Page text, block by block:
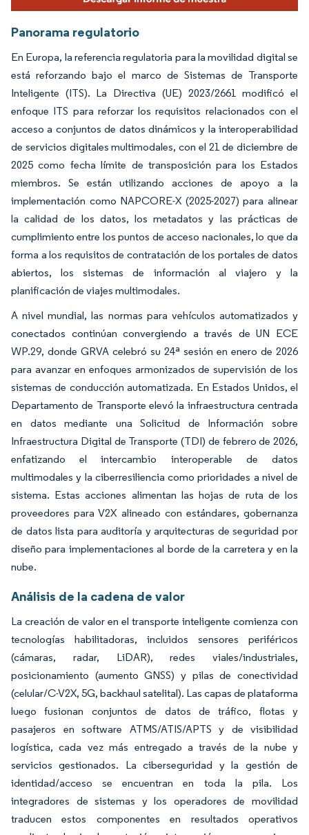
Panorama regulatorio
En Europa, la referencia regulatoria para la movilidad digital se
está reforzando bajo el marco de Sistemas de Transporte
Inteligente (ITS). La Directiva (UE) 2023/2661 modificó el
enfoque ITS para reforzar los requisitos relacionados con el
acceso a conjuntos de datos dinámicos y la interoperabilidad
de servicios digitales multimodales, con el 21 de diciembre de
2025 como fecha límite de transposición para los Estados
miembros. Se están utilizando acciones de apoyo a la
implementación como NAPCORE-X (2025-2027) para alinear
la calidad de los datos, los metadatos y las prácticas de
cumplimiento entre los puntos de acceso nacionales, lo que da
forma a los requisitos de contratación de los portales de datos
abiertos, los sistemas de información al viajero y la
planificación de viajes multimodales.
A nivel mundial, las normas para vehículos automatizados y
conectados continúan convergiendo a través de UN ECE
WP.29, donde GRVA celebró su 24ª sesión en enero de 2026
para avanzar en enfoques armonizados de supervisión de los
sistemas de conducción automatizada. En Estados Unidos, el
Departamento de Transporte elevó la infraestructura centrada
en datos mediante una Solicitud de Información sobre
Infraestructura Digital de Transporte (TDI) de febrero de 2026,
enfatizando el intercambio interoperable de datos
multimodales y la ciberresiliencia como prioridades a nivel de
sistema. Estas acciones alimentan las hojas de ruta de los
proveedores para V2X alineado con estándares, gobernanza
de datos lista para auditoría y arquitecturas de seguridad por
diseño para implementaciones al borde de la carretera y en la
nube.
Análisis de la cadena de valor
La creación de valor en el transporte inteligente comienza con
tecnologías habilitadoras, incluidos sensores periféricos
(cámaras, radar, LiDAR), redes viales/industriales,
posicionamiento (aumento GNSS) y pilas de conectividad
(celular/C-V2X, 5G, backhaul satelital). Las capas de plataforma
luego fusionan conjuntos de datos de tráfico, flotas y
pasajeros en software ATMS/ATIS/APTS y de visibilidad
logística, cada vez más entregado a través de la nube y
servicios gestionados. La ciberseguridad y la gestión de
identidad/acceso se encuentran en toda la pila. Los
integradores de sistemas y los operadores de movilidad
traducen estos componentes en resultados operativos